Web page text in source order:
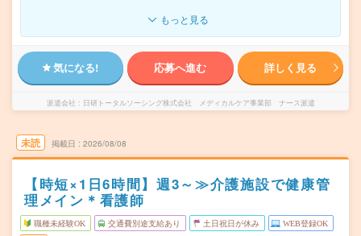
もっと見る
気になる! 応募へ進む 詳しく見る
派遣会社 日研トータルソーシング株式会社 メディカルケア事業部 ナース派遣
未読 掲載日 2026/08/08
【時短×1日6時間】週3～≫介護施設で健康管
理メイン＊看護師
職種未経験OK 交通費別途支給あり 土日祝日が休み WEB登録OK